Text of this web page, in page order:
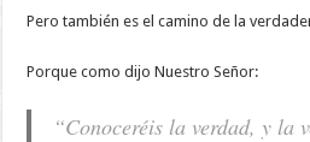
Pero también es el camino de la
Porque como dijo Nuestro Señor:
“Conoceréis la verdad, y la